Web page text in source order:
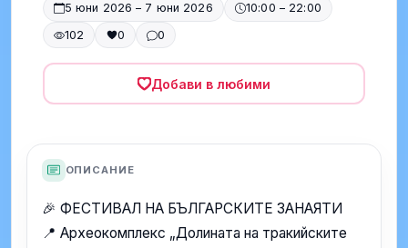
5 юни 2026 – 7 юни 2026
10:00 – 22:00
102
0 0
Добави в любими
ОПИСАНИЕ
🎉 ФЕСТИВАЛ НА БЪЛГАРСКИТЕ ЗАНАЯТИ
📍 Археокомплекс „Долината на тракийските